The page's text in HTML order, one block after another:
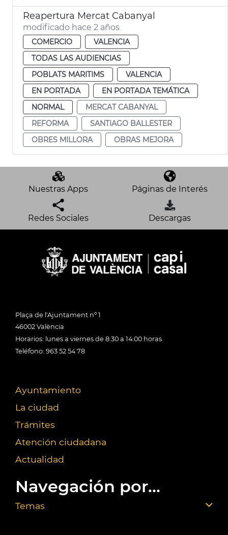
Reapertura Mercat Cabanyal
modificado hace 2 años
COMERCIO
VALENCIA
TODAS LAS AUDIENCIAS
POBLATS MARITIMS
VALENCIA
EN PORTADA
EN PORTADA TEMÁTICA
NORMAL
MERCAT CABANYAL
REFORMA
SANTIAGO BALLESTER
OBRES MILLORA
OBRAS MEJORA
Nuestras Apps Páginas de Interés
Redes Sociales Descargas
Plaça de l'Ajuntament nº 1
46002 València
Horarios: lunes a viernes de 8:30 a 14:00 horas
Teléfono: 963 52 54 78
Ayuntamiento
La ciudad
Trámites
Atención ciudadana
Actualidad
Navegación por...
Temas